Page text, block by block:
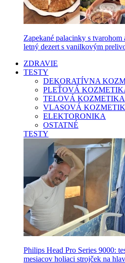
Zapekané palacinky s
letný dezert s vanilkovým
ZDRAVIE
TESTY
DEKORATÍVNA
PLEŤOVÁ
TELOVÁ KOZMETIKA
VLASOVÁ
ELEKTORONIKA
OSTATNÉ
TESTY
Philips Head Pro Series 9000:
mesiacov holiaci strojček na